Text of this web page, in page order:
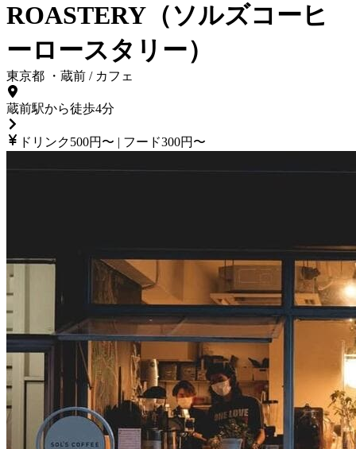
ROASTERY（ソルズコーヒ
ーロースタリー）
東京都 ・ 蔵前 / カフェ
蔵前駅から徒歩4分
ドリンク500円〜 | フード300円〜